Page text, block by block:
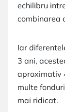
echilibru
combinarea
Iar
3 ani,
aproximativ
multe
mai ridicat.